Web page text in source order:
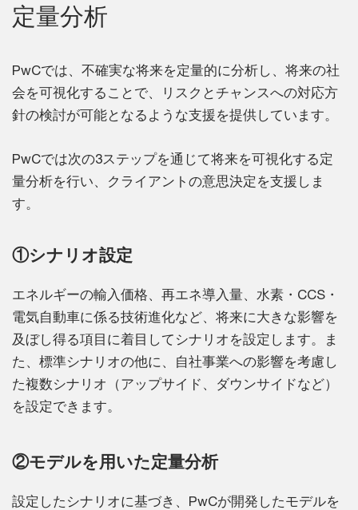
定量分析
PwCでは、不確実な将来を定量的に分析し、将来の社
会を可視化することで、リスクとチャンスへの対応方
針の検討が可能となるような支援を提供しています。
PwCでは次の3ステップを通じて将来を可視化する定
量分析を行い、クライアントの意思決定を支援しま
す。
①シナリオ設定
エネルギーの輸入価格、再エネ導入量、水素・CCS・
電気自動車に係る技術進化など、将来に大きな影響を
及ぼし得る項目に着目してシナリオを設定します。ま
た、標準シナリオの他に、自社事業への影響を考慮し
た複数シナリオ（アップサイド、ダウンサイドなど）
を設定できます。
②モデルを用いた定量分析
設定したシナリオに基づき、PwCが開発したモデルを